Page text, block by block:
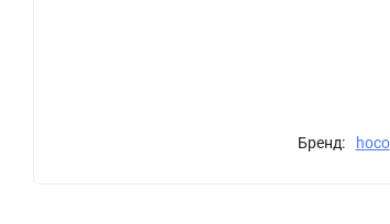
Бренд: hoco